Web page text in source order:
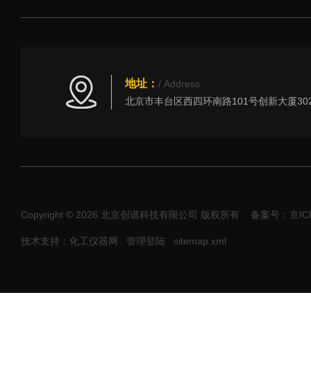
地址： / Address
Copyright © 2026 北京创谱科技有限公司 版权所有 备案号：京
技术支持：化工仪器网 管理登陆 sitemap.xml